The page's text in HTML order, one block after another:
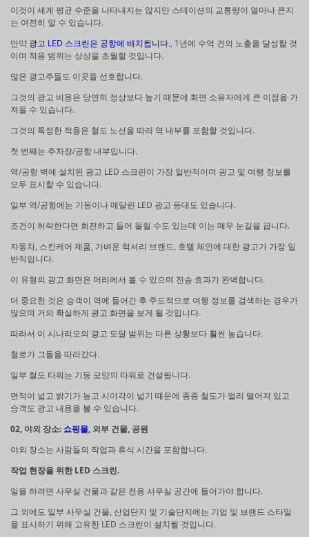
이것이 세계 평균 수준을 나타내지는 않지만 스테이션의 교통량이 얼마나 큰지
는 여전히 알 수 있습니다.
만약 광고 LED 스크린은 공항에 배치됩니다., 1년에 수억 건의 노출을 달성할 것
이며 적용 범위는 상상을 초월할 것입니다.
많은 광고주들도 이곳을 선호합니다.
그것의 광고 비용은 당연히 정상보다 높기 때문에 화면 소유자에게 큰 이점을 가
져올 수 있습니다.
그것의 특정한 적용은 철도 노선을 따라 역 내부를 포함할 것입니다.
첫 번째는 주차장/공항 내부입니다.
역/공항 벽에 설치된 광고 LED 스크린이 가장 일반적이며 광고 및 여행 정보를
모두 표시할 수 있습니다.
일부 역/공항에는 기둥이나 매달린 LED 광고 등대도 있습니다.
조건이 허락한다면 회전하고 들어 올릴 수도 있는데 이는 매우 눈길을 끕니다.
자동차, 스킨케어 제품, 가벼운 럭셔리 브랜드, 호텔 체인에 대한 광고가 가장 일
반적입니다.
이 유형의 광고 화면은 머리에서 볼 수 있으며 전송 효과가 완벽합니다.
더 중요한 것은 승객이 역에 들어간 후 주도적으로 여행 정보를 검색하는 경우가
많으며 거의 확실하게 광고 화면을 보게 될 것입니다.
따라서 이 시나리오의 광고 도달 범위는 다른 상황보다 훨씬 높습니다.
철로가 그들을 따라갔다.
일부 철도 타워는 기둥 모양의 타워로 건설됩니다.
면적이 넓고 밝기가 높고 시야각이 넓기 때문에 종종 철도가 멀리 떨어져 있고
승객도 광고 내용을 볼 수 있습니다.
02, 야외 장소: 쇼핑몰, 외부 건물, 공원
야외 장소는 사람들의 작업과 휴식 시간을 포함합니다.
작업 현장을 위한 LED 스크린.
일을 하려면 사무실 건물과 같은 전용 사무실 공간에 들어가야 합니다.
그 외에도 일부 사무실 건물, 산업단지 및 기술단지에는 기업 및 브랜드 스타일
을 표시하기 위해 고유한 LED 스크린이 설치될 것입니다.